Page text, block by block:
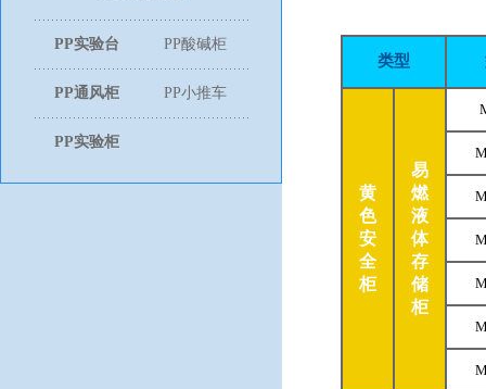
PP实验台 PP酸碱柜
PP通风柜 PP小推车
PP实验柜
类型
黄
色
安
全
柜
易
燃
液
体
存
储
柜